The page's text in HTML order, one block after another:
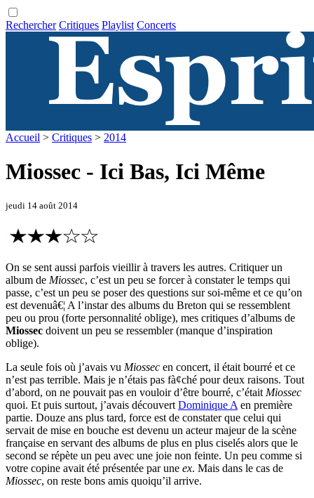
Rechercher Critiques Playlist Concerts
Accueil > Critiques > 2014
Miossec - Ici Bas, Ici Même
jeudi 14 août 2014
On se sent aussi parfois vieillir à travers les autres. Critiquer un
album de Miossec, c’est un peu se forcer à constater le temps qui
passe, c’est un peu se poser des questions sur soi-même et ce qu’on
est devenuâ€¦ A l’instar des albums du Breton qui se ressemblent
peu ou prou (forte personnalité oblige), mes critiques d’albums de
Miossec doivent un peu se ressembler (manque d’inspiration
oblige).
La seule fois où j’avais vu Miossec en concert, il était bourré et ce
n’est pas terrible. Mais je n’étais pas fà¢ché pour deux raisons. Tout
d’abord, on ne pouvait pas en vouloir d’être bourré, c’était Miossec
quoi. Et puis surtout, j’avais découvert Dominique A en première
partie. Douze ans plus tard, force est de constater que celui qui
servait de mise en bouche est devenu un acteur majeur de la scène
française en servant des albums de plus en plus ciselés alors que le
second se répète un peu avec une joie non feinte. Un peu comme si
votre copine avait été présentée par une ex. Mais dans le cas de
Miossec, on reste bons amis quoiqu’il arrive.